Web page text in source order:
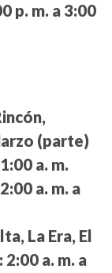
p. m. a 3:00
(parte)
a. m.
2:00 a. m. a
La Era, El
2:00 a. m. a